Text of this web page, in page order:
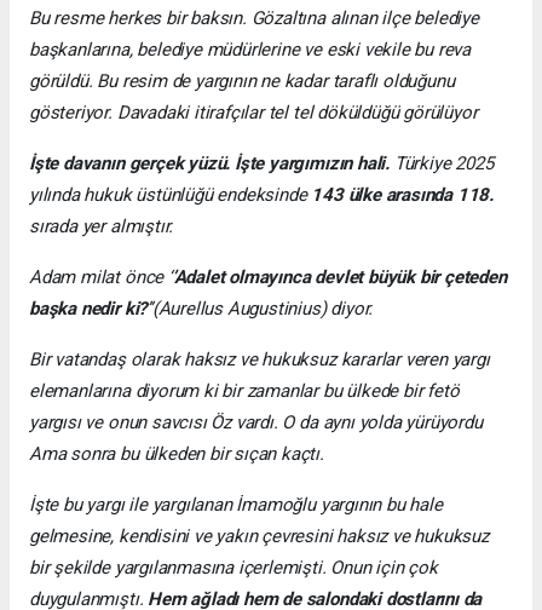
Bu resme herkes bir baksın. Gözaltına alınan ilçe belediye
başkanlarına, belediye müdürlerine ve eski vekile bu reva
görüldü. Bu resim de yargının ne kadar taraflı olduğunu
gösteriyor. Davadaki itirafçılar tel tel döküldüğü görülüyor
İşte davanın gerçek yüzü. İşte yargımızın hali. Türkiye 2025
yılında hukuk üstünlüğü endeksinde 143 ülke arasında 118.
sırada yer almıştır.
Adam milat önce ‘’Adalet olmayınca devlet büyük bir çeteden
başka nedir ki?’’(Aurellus Augustinius) diyor.
Bir vatandaş olarak haksız ve hukuksuz kararlar veren yargı
elemanlarına diyorum ki bir zamanlar bu ülkede bir fetö
yargısı ve onun savcısı Öz vardı. O da aynı yolda yürüyordu
Ama sonra bu ülkeden bir sıçan kaçtı.
İşte bu yargı ile yargılanan İmamoğlu yargının bu hale
gelmesine, kendisini ve yakın çevresini haksız ve hukuksuz
bir şekilde yargılanmasına içerlemişti. Onun için çok
duygulanmıştı. Hem ağladı hem de salondaki dostlarını da